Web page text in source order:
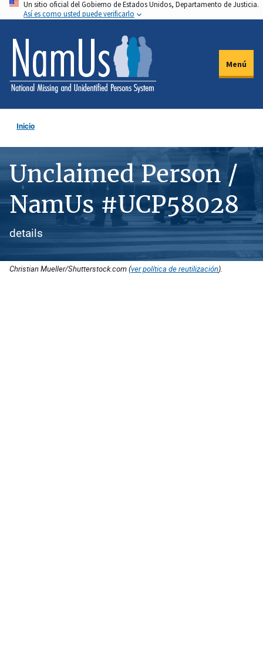
Pasar
al
contenido
principal
Un sitio oficial del Gobierno de Estados Unidos, Departamento de Justicia.
Así es como usted puede verificarlo
Menú
Inicio
Unclaimed Person /
NamUs #UCP58028
details
Christian Mueller/Shutterstock.com (ver política de reutilización).